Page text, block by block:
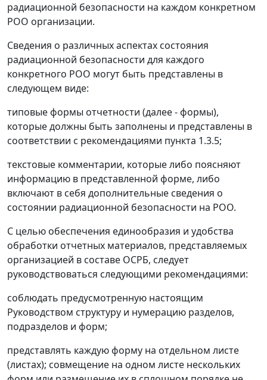
радиационной безопасности на каждом конкретном
РОО организации.
Сведения о различных аспектах состояния
радиационной безопасности для каждого
конкретного РОО могут быть представлены в
следующем виде:
типовые формы отчетности (далее - формы),
которые должны быть заполнены и представлены в
соответствии с рекомендациями пункта 1.3.5;
текстовые комментарии, которые либо поясняют
информацию в представленной форме, либо
включают в себя дополнительные сведения о
состоянии радиационной безопасности на РОО.
С целью обеспечения единообразия и удобства
обработки отчетных материалов, представляемых
организацией в составе ОСРБ, следует
руководствоваться следующими рекомендациями:
соблюдать предусмотренную настоящим
Руководством структуру и нумерацию разделов,
подразделов и форм;
представлять каждую форму на отдельном листе
(листах); совмещение на одном листе нескольких